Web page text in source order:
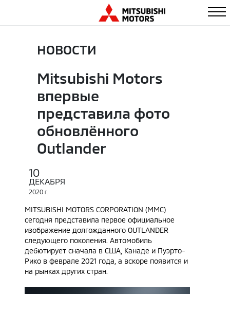
НОВОСТИ
Mitsubishi Motors
впервые
представила фото
обновлённого
Outlander
10
ДЕКАБРЯ
2020 Г.
MITSUBISHI MOTORS CORPORATION (MMC)
сегодня представила первое официальное
изображение долгожданного OUTLANDER
следующего поколения. Автомобиль
дебютирует сначала в США, Канаде и Пуэрто-
Рико в феврале 2021 года, а вскоре появится и
на рынках других стран.